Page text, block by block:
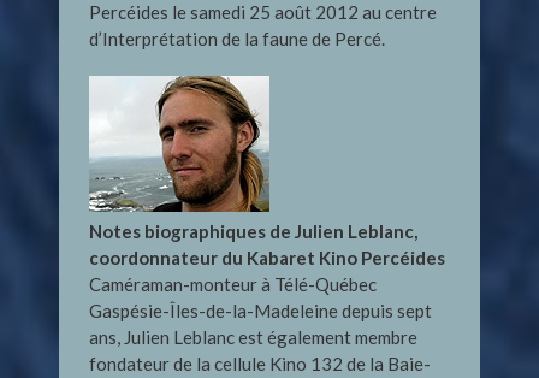
Percéides le samedi 25 août 2012 au centre
d’Interprétation de la faune de Percé.
Notes biographiques de Julien Leblanc,
coordonnateur du Kabaret Kino Percéides
Caméraman-monteur à Télé-Québec
Gaspésie-Îles-de-la-Madeleine depuis sept
ans, Julien Leblanc est également membre
fondateur de la cellule Kino 132 de la Baie-